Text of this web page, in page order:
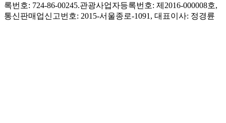
록번호: 724-86-00245.관광사업자등록번호: 제2016-000008호,
통신판매업신고번호: 2015-서울종로-1091, 대표이사: 정경륜